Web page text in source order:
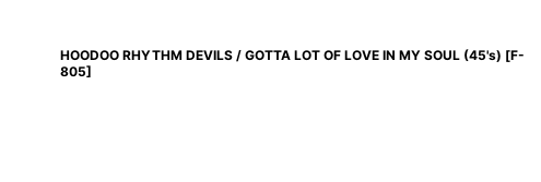
HOODOO RHYTHM DEVILS / GOTTA LOT OF LOVE IN MY SOUL (45's) [F-
805]